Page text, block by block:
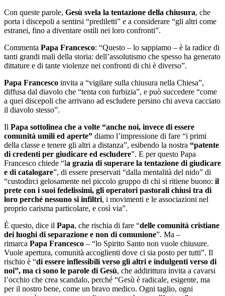
Con queste parole, Gesù svela la tentazione della chiusura, che
porta i discepoli a sentirsi “prediletti” e a considerare “gli altri come
estranei, fino a diventare ostili nei loro confronti”.
Commenta Papa Francesco: “Questo – lo sappiamo – è la radice di
tanti grandi mali della storia: dell’assolutismo che spesso ha generato
dittature e di tante violenze nei confronti di chi è diverso”.
Papa Francesco invita a “vigilare sulla chiusura nella Chiesa”,
diffusa dal diavolo che “tenta con furbizia”, e può succedere “come
a quei discepoli che arrivano ad escludere persino chi aveva cacciato
il diavolo stesso”.
Il Papa sottolinea che a volte “anche noi, invece di essere
comunità umili ed aperte” diamo l’impressione di fare “i primi
della classe e tenere gli altri a distanza”, esibendo la nostra “patente
di credenti per giudicare ed escludere”. E per questo Papa
Francesco chiede “la grazia di superare la tentazione di giudicare
e di catalogare”, di essere preservati “dalla mentalità del nido” di
“custodirci gelosamente nel piccolo gruppo di chi si ritiene buono: il
prete con i suoi fedelissimi, gli operatori pastorali chiusi tra di
loro perché nessuno si infiltri, i movimenti e le associazioni nel
proprio carisma particolare, e così via”.
È questo, dice il Papa, che rischia di fare “delle comunità cristiane
dei luoghi di separazione e non di comunione”. Ma –
rimarca Papa Francesco – “lo Spirito Santo non vuole chiusure.
Vuole apertura, comunità accoglienti dove ci sia posto per tutti”. Il
rischio è “di essere inflessibili verso gli altri e indulgenti verso di
noi”, ma ci sono le parole di Gesù, che addirittura invita a cavarsi
l’occhio che crea scandalo, perché “Gesù è radicale, esigente, ma
per il nostro bene, come un bravo medico. Ogni taglio, ogni